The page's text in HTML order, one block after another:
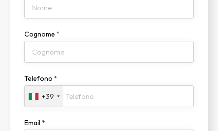
Cognome *
Telefono *
+39
Email *